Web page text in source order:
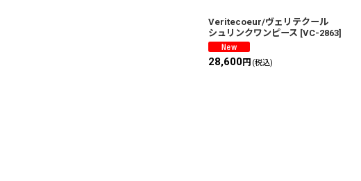
Veritecoeur/ヴェリテクール
シュリンクワンピース [VC-2863]
28,600円 (税込)